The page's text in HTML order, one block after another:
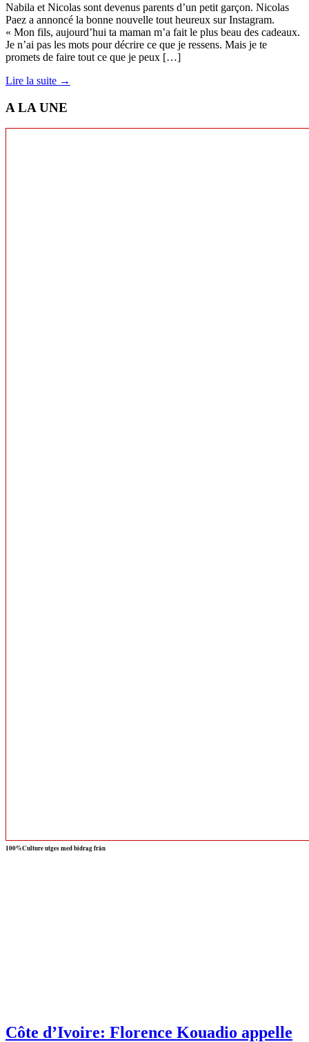
Nabila et Nicolas sont devenus parents d’un petit garçon. Nicolas
Paez a annoncé la bonne nouvelle tout heureux sur Instagram.
« Mon fils, aujourd’hui ta maman m’a fait le plus beau des cadeaux.
Je n’ai pas les mots pour décrire ce que je ressens. Mais je te
promets de faire tout ce que je peux […]
Lire la suite →
A LA UNE
100%Culture utges med bidrag från
Côte d’Ivoire: Florence Kouadio appelle